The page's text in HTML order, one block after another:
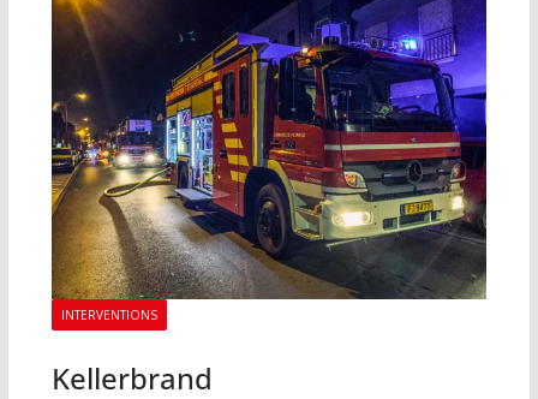
INTERVENTIONS
Kellerbrand